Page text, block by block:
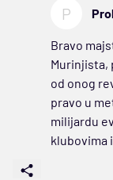
P
Bravo
Murinjista,
od onog
pravo u
milijardu
klubovima